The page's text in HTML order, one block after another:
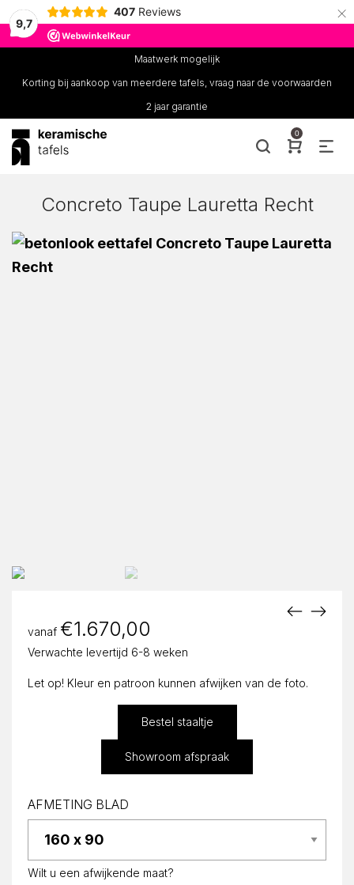
9,7
407 Reviews ×
Maatwerk mogelijk
Korting bij aankoop van meerdere tafels, vraag naar de voorwaarden
2 jaar garantie
0
Concreto Taupe Lauretta Recht
vanaf €1.670,00
Verwachte levertijd 6-8 weken
Let op! Kleur en patroon kunnen afwijken van de foto.
Bestel staaltje
Showroom afspraak
AFMETING BLAD
Wilt u een afwijkende maat?